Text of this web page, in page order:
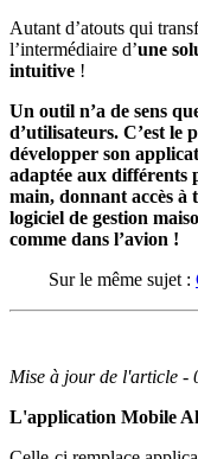
Autant d’atouts qui
l’intermédiaire d’une
intuitive !
Un outil n’a de sens
d’utilisateurs. C’est le
développer son
adaptée aux différents
main, donnant accès à
logiciel de gestion
comme dans l’avion !
Sur le même sujet :
Mise à jour de l'article -
L'application Mobile